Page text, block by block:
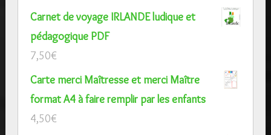
Carnet de voyage IRLANDE ludique et
pédagogique PDF
7,50€
Carte merci Maîtresse et merci Maître
format A4 à faire remplir par les enfants
4,50€